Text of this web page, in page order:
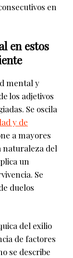
en
en estos
mental y
los adjetivos
Se oscila
y de
a mayores
naturaleza del
un
Se
duelos
del exilio
de factores
se describe